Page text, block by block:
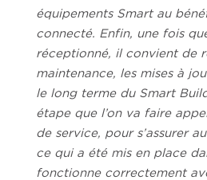
équipements Smart au
connecté. Enfin, une fois
réceptionné, il convient de
maintenance, les mises à
le long terme du Smart
étape que l’on va faire
de service, pour s’assurer
ce qui a été mis en place
fonctionne correctement